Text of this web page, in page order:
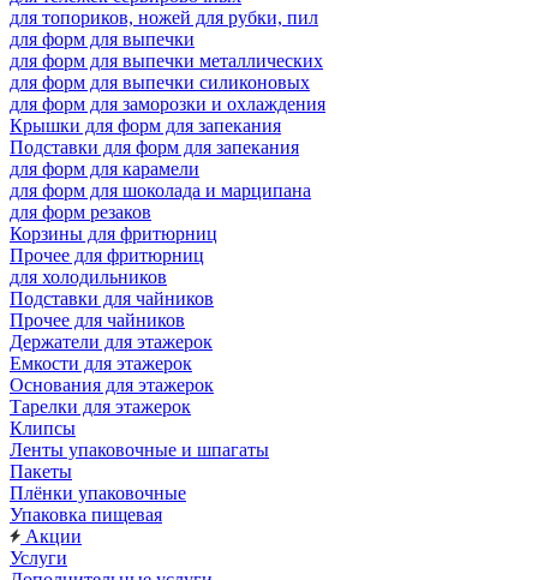
для топориков, ножей для рубки, пил
для форм для выпечки
для форм для выпечки металлических
для форм для выпечки силиконовых
для форм для заморозки и охлаждения
Крышки для форм для запекания
Подставки для форм для запекания
для форм для карамели
для форм для шоколада и марципана
для форм резаков
Корзины для фритюрниц
Прочее для фритюрниц
для холодильников
Подставки для чайников
Прочее для чайников
Держатели для этажерок
Емкости для этажерок
Основания для этажерок
Тарелки для этажерок
Клипсы
Ленты упаковочные и шпагаты
Пакеты
Плёнки упаковочные
Упаковка пищевая
Акции
Услуги